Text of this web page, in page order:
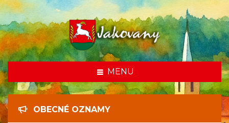
som tu
MENU
OBECNÉ OZNAMY